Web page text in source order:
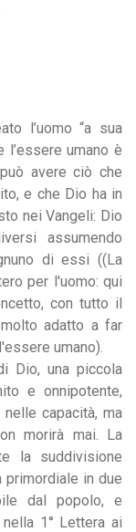
l’uomo “a sua
l’essere umano è
avere ciò che
e che Dio ha in
nei Vangeli: Dio
assumendo
di essi ((La
per l'uomo: qui
con tutto il
adatto a far
umano).
Dio, una piccola
e onnipotente,
capacità, ma
morirà mai. La
la suddivisione
primordiale in due
dal popolo, e
1° Lettera ai